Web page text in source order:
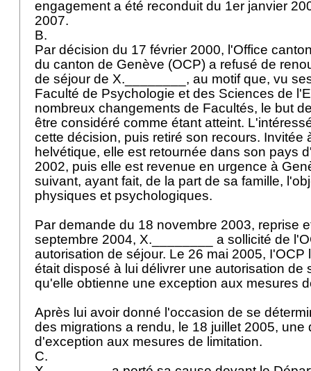
engagement a été reconduit du 1er janvier
2007.
B.
Par décision du 17 février 2000, l'Office
du canton de Genève (OCP) a refusé de
de séjour de X.________, au motif que, vu
Faculté de Psychologie et des Sciences de
nombreux changements de Facultés, le but
être considéré comme étant atteint.
cette décision, puis retiré son recours. Invitée
helvétique, elle est retournée dans son pays
2002, puis elle est revenue en urgence à
suivant, ayant fait, de la part de sa famille,
physiques et psychologiques.
Par demande du 18 novembre 2003, reprise
septembre 2004, X.________ a sollicité de
autorisation de séjour. Le 26 mai 2005, I'OCP
était disposé à lui délivrer une autorisation de
qu'elle obtienne une exception aux mesures
Après lui avoir donné l'occasion de se
des migrations a rendu, le 18 juillet 2005, une
d'exception aux mesures de limitation.
C.